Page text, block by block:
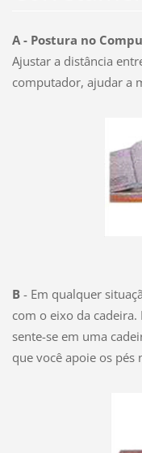
A - Postura no
Ajustar a distância
computador, ajudar a
B - Em qualquer
com o eixo da
sente-se em uma
que você apoie os pés